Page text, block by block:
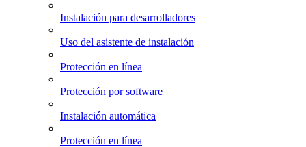
Instalación para desarrolladores
Uso del asistente de instalación
Protección en línea
Protección por software
Instalación automática
Protección en línea